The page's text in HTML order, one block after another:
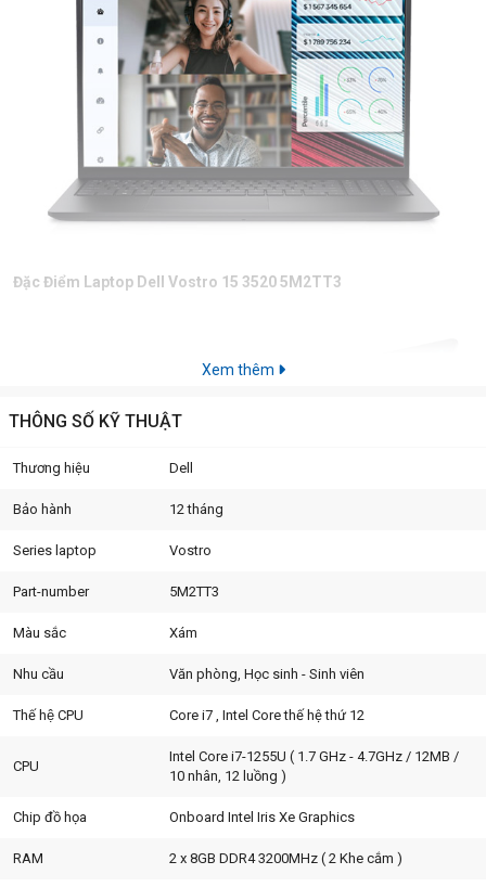
Đặc Điểm Laptop Dell Vostro 15 3520 5M2TT3
5M2TT3
là dòng sản phẩm được nhiều khách hàng lựa chọn năm
cần hiển thị, xử lý dữ liệu nhiều.
Xem thêm
THÔNG SỐ KỸ THUẬT
Thương hiệu Dell
Bảo hành 12 tháng
Series laptop Vostro
Part-number 5M2TT3
Màu sắc Xám
Nhu cầu Văn phòng, Học sinh - Sinh viên
Thế hệ CPU Core i7 , Intel Core thế hệ thứ 12
CPU
Intel Core i7-1255U ( 1.7 GHz - 4.7GHz / 12MB /
10 nhân, 12 luồng )
Chip đồ họa Onboard Intel Iris Xe Graphics
RAM 2 x 8GB DDR4 3200MHz ( 2 Khe cắm )